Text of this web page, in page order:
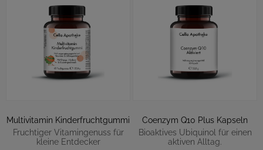
Multivitamin Kinderfruchtgummi
Fruchtiger Vitamingenuss für
kleine Entdecker
Coenzym Q10 Plus Kapseln
Bioaktives Ubiquinol für einen
aktiven Alltag.